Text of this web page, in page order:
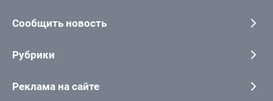
Сообщить новость
Рубрики
Реклама на сайте